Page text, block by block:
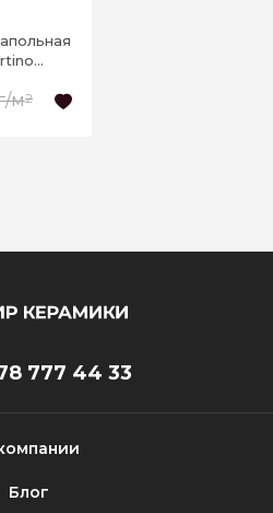
м2
777 44 33
Блог